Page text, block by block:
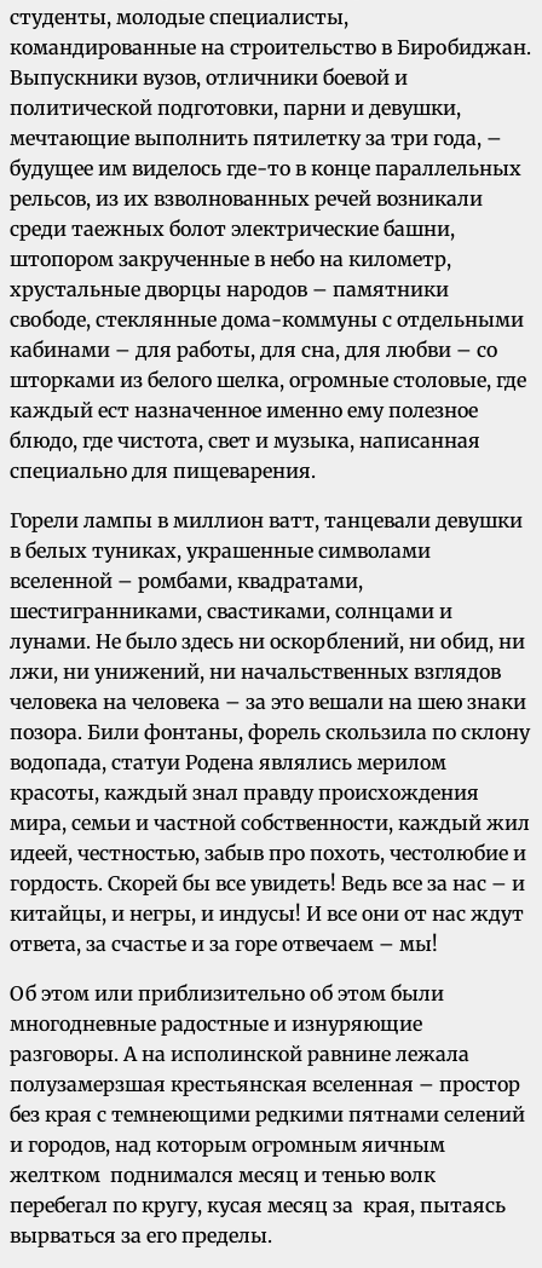
студенты, молодые специалисты,
командированные на строительство в Биробиджан.
Выпускники вузов, отличники боевой и
политической подготовки, парни и девушки,
мечтающие выполнить пятилетку за три года, –
будущее им виделось где-то в конце параллельных
рельсов, из их взволнованных речей возникали
среди таежных болот электрические башни,
штопором закрученные в небо на километр,
хрустальные дворцы народов – памятники
свободе, стеклянные дома-коммуны с отдельными
кабинами – для работы, для сна, для любви – со
шторками из белого шелка, огромные столовые, где
каждый ест назначенное именно ему полезное
блюдо, где чистота, свет и музыка, написанная
специально для пищеварения.
Горели лампы в миллион ватт, танцевали девушки
в белых туниках, украшенные символами
вселенной – ромбами, квадратами,
шестигранниками, свастиками, солнцами и
лунами. Не было здесь ни оскорблений, ни обид, ни
лжи, ни унижений, ни начальственных взглядов
человека на человека – за это вешали на шею знаки
позора. Били фонтаны, форель скользила по склону
водопада, статуи Родена являлись мерилом
красоты, каждый знал правду происхождения
мира, семьи и частной собственности, каждый жил
идеей, честностью, забыв про похоть, честолюбие и
гордость. Скорей бы все увидеть! Ведь все за нас – и
китайцы, и негры, и индусы! И все они от нас ждут
ответа, за счастье и за горе отвечаем – мы!
Об этом или приблизительно об этом были
многодневные радостные и изнуряющие
разговоры. А на исполинской равнине лежала
полузамерзшая крестьянская вселенная – простор
без края с темнеющими редкими пятнами селений
и городов, над которым огромным яичным
желтком поднимался месяц и тенью волк
перебегал по кругу, кусая месяц за края, пытаясь
вырваться за его пределы.